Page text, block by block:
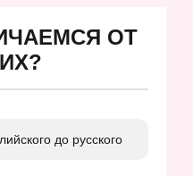
ОТ
до русского